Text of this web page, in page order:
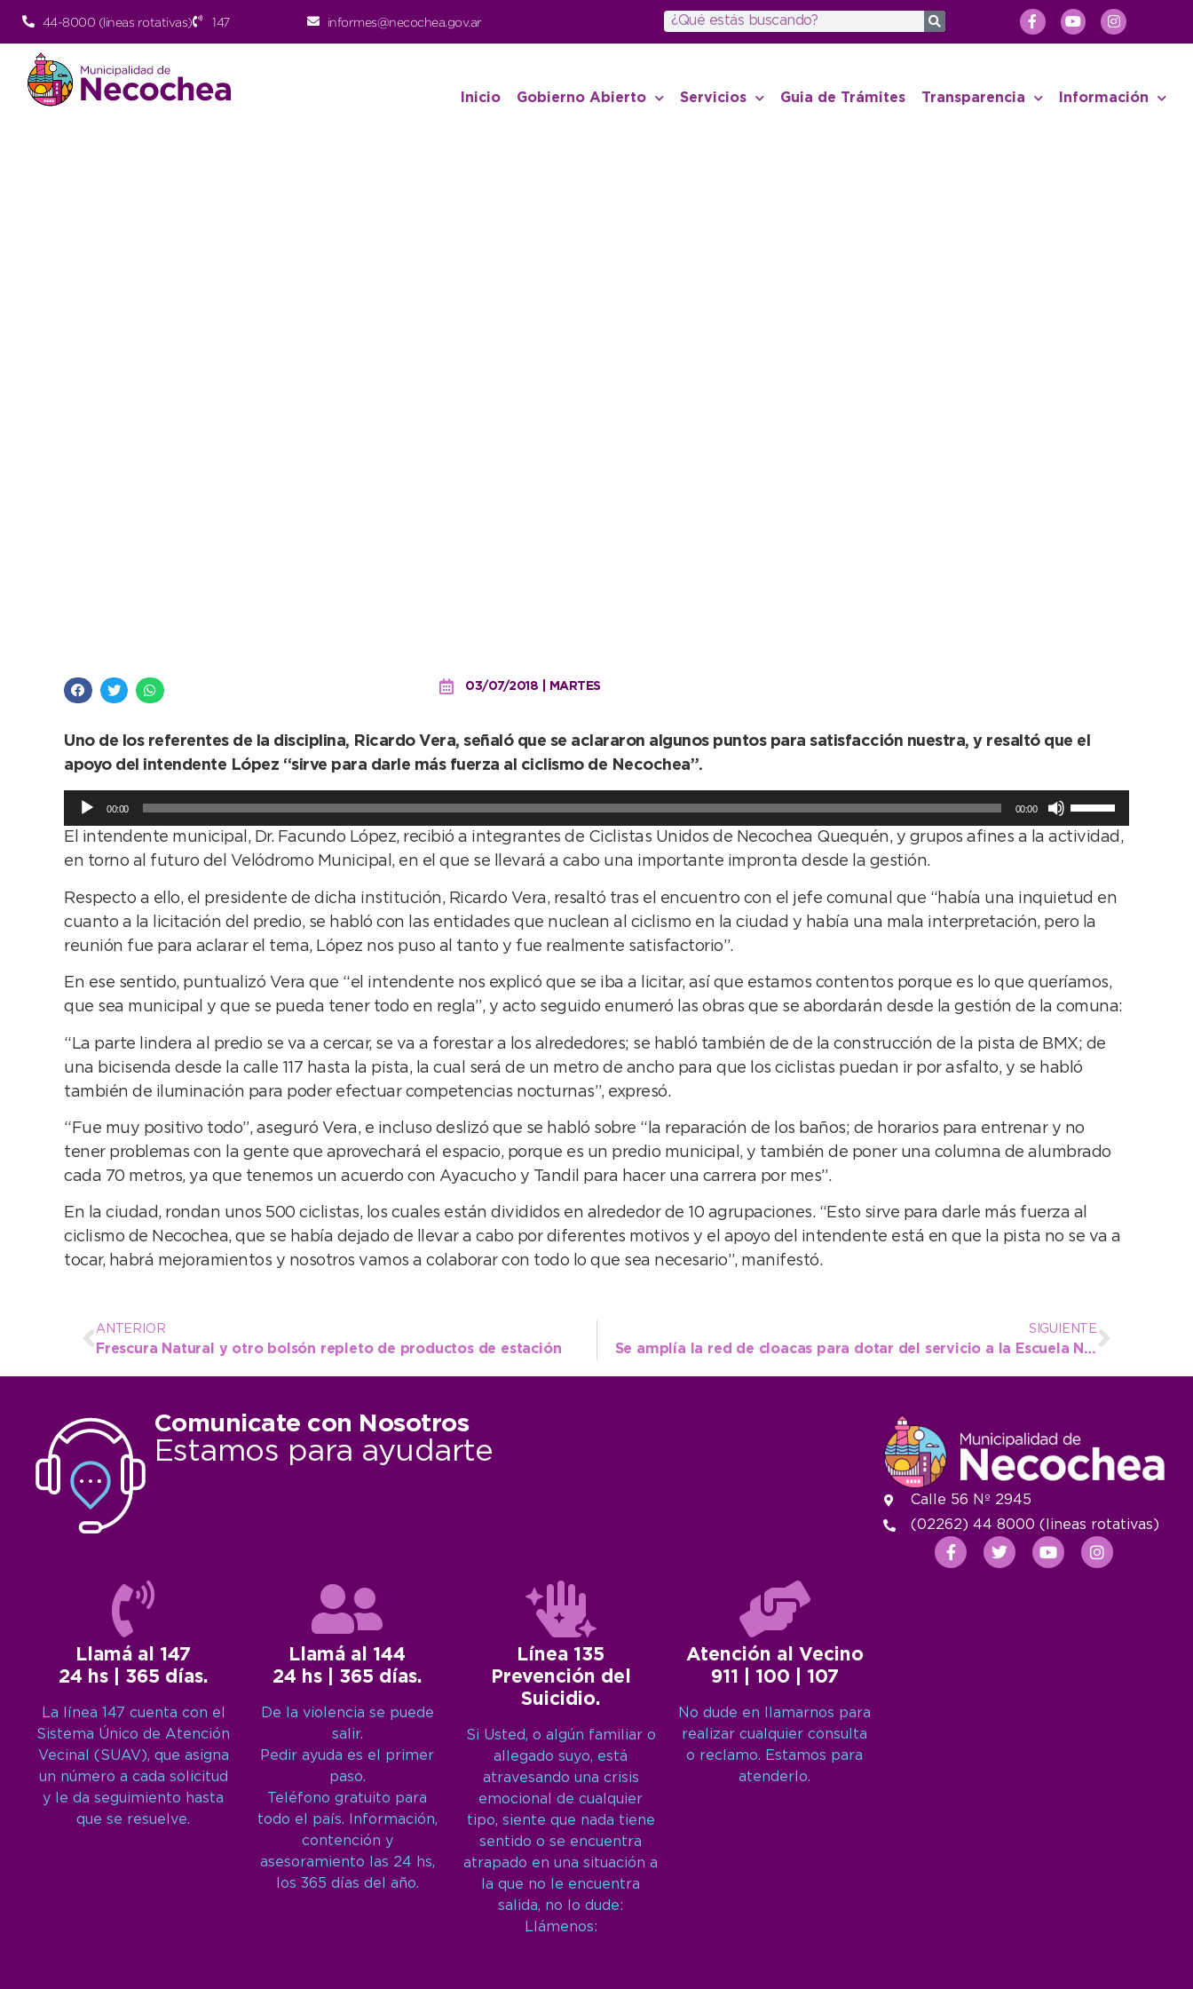
44-8000 (lineas rotativas) 147 informes@necochea.gov.ar
Inicio Gobierno Abierto Servicios Guia de Trámites Transparencia Información
03/07/2018 | MARTES
Uno de los referentes de la disciplina, Ricardo Vera, señaló que se aclararon algunos puntos para satisfacción nuestra, y resaltó que el
apoyo del intendente López “sirve para darle más fuerza al ciclismo de Necochea”.
Reproductor
de
00:00 00:00
Utiliza
las
flecha
arriba/abajo
o
disminuir
el
volumen.
El intendente municipal, Dr. Facundo López, recibió a integrantes de Ciclistas Unidos de Necochea Quequén, y grupos afines a la actividad,
en torno al futuro del Velódromo Municipal, en el que se llevará a cabo una importante impronta desde la gestión.
Respecto a ello, el presidente de dicha institución, Ricardo Vera, resaltó tras el encuentro con el jefe comunal que “había una inquietud en
cuanto a la licitación del predio, se habló con las entidades que nuclean al ciclismo en la ciudad y había una mala interpretación, pero la
reunión fue para aclarar el tema, López nos puso al tanto y fue realmente satisfactorio”.
En ese sentido, puntualizó Vera que “el intendente nos explicó que se iba a licitar, así que estamos contentos porque es lo que queríamos,
que sea municipal y que se pueda tener todo en regla”, y acto seguido enumeró las obras que se abordarán desde la gestión de la comuna:
“La parte lindera al predio se va a cercar, se va a forestar a los alrededores; se habló también de de la construcción de la pista de BMX; de
una bicisenda desde la calle 117 hasta la pista, la cual será de un metro de ancho para que los ciclistas puedan ir por asfalto, y se habló
también de iluminación para poder efectuar competencias nocturnas”, expresó.
“Fue muy positivo todo”, aseguró Vera, e incluso deslizó que se habló sobre “la reparación de los baños; de horarios para entrenar y no
tener problemas con la gente que aprovechará el espacio, porque es un predio municipal, y también de poner una columna de alumbrado
cada 70 metros, ya que tenemos un acuerdo con Ayacucho y Tandil para hacer una carrera por mes”.
En la ciudad, rondan unos 500 ciclistas, los cuales están divididos en alrededor de 10 agrupaciones. “Esto sirve para darle más fuerza al
ciclismo de Necochea, que se había dejado de llevar a cabo por diferentes motivos y el apoyo del intendente está en que la pista no se va a
tocar, habrá mejoramientos y nosotros vamos a colaborar con todo lo que sea necesario”, manifestó.
ANTERIOR
Frescura Natural y otro bolsón repleto de productos de estación
SIGUIENTE
Se amplía la red de cloacas para dotar del servicio a la Escuela N° 49 de Quequén
Comunicate con Nosotros
Estamos para ayudarte
Llamá al 147
24 hs | 365 días.
La línea 147 cuenta con el
Sistema Único de Atención
Vecinal (SUAV), que asigna
un número a cada solicitud
y le da seguimiento hasta
que se resuelve.
Llamá al 144
24 hs | 365 días.
De la violencia se puede
salir.
Pedir ayuda es el primer
paso.
Teléfono gratuito para
todo el país. Información,
contención y
asesoramiento las 24 hs,
los 365 días del año.
Línea 135
Prevención del
Suicidio.
Si Usted, o algún familiar o
allegado suyo, está
atravesando una crisis
emocional de cualquier
tipo, siente que nada tiene
sentido o se encuentra
atrapado en una situación a
la que no le encuentra
salida, no lo dude:
Llámenos:
Atención al Vecino
911 | 100 | 107
No dude en llamarnos para
realizar cualquier consulta
o reclamo. Estamos para
atenderlo.
Calle 56 Nº 2945
(02262) 44 8000 (lineas rotativas)